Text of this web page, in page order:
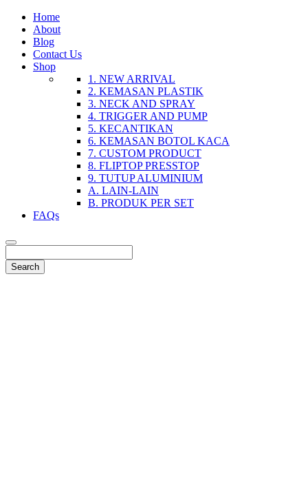
Home
About
Blog
Contact Us
Shop
1. NEW ARRIVAL
2. KEMASAN PLASTIK
3. NECK AND SPRAY
4. TRIGGER AND PUMP
5. KECANTIKAN
6. KEMASAN BOTOL KACA
7. CUSTOM PRODUCT
8. FLIPTOP PRESSTOP
9. TUTUP ALUMINIUM
A. LAIN-LAIN
B. PRODUK PER SET
FAQs